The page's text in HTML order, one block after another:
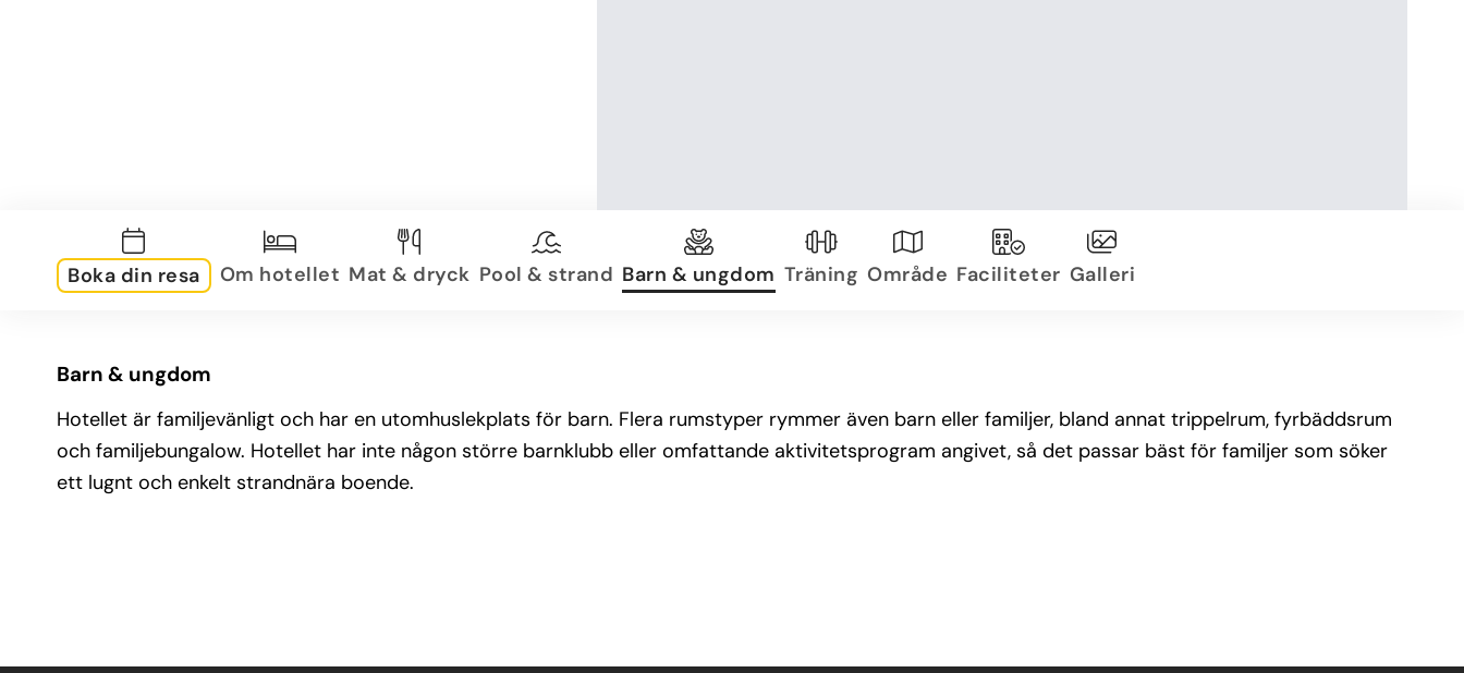
Boka din resa Om hotellet Mat & dryck Pool & strand Barn & ungdom Träning Område Faciliteter Galleri
Barn & ungdom
Hotellet är familjevänligt och har en utomhuslekplats för barn. Flera rumstyper rymmer även barn eller familjer, bland annat trippelrum, fyrbäddsrum
och familjebungalow. Hotellet har inte någon större barnklubb eller omfattande aktivitetsprogram angivet, så det passar bäst för familjer som söker
ett lugnt och enkelt strandnära boende.